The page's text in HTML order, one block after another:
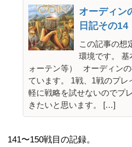
オーディン
日記その14
この記事の想
環境です。 基
ォーテン等） オーディン
ています。 1戦、1戦のプレ
軽に戦略を試せないのでプ
きたいと思います。 […]
141〜150戦目の記録。